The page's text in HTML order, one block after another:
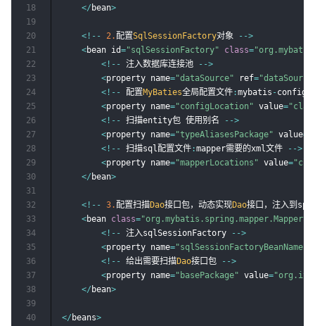
</ bean>
< ! -- 2. 配置SqlSessionFactory对象 -->
<bean id="sqlSessionFactory" class=
< ! -- 注入数据库连接池 -->
<property name="dataSource" ref=
< ! -- 配置MyBaties全局配置文件 :mybatis - config
<property name="configLocation" value=
< ! -- 扫描entity包 使用别名 -->
<property name="typeAliasesPackage" value=
< ! -- 扫描sql配置文件 :mapper需要的xml文件 -->
<property name="mapperLocations" value=
</ bean>
< ! -- 3. 配置扫描Dao接口包，动态实现Dao接口，注入到
<bean class=
< ! -- 注入sqlSessionFactory -->
<property name="sqlSessionFactoryBeanName"
< ! -- 给出需要扫描Dao接口包 -->
<property name="basePackage" value=
</ bean>
</ beans>
18
19
20
21
22
23
24
25
26
27
28
29
30
31
32
33
34
35
36
37
38
39
40